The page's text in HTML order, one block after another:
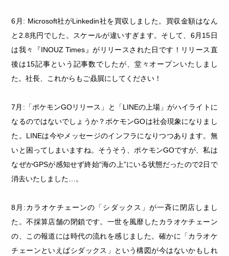
6月: Microsoft社がLinkedin社を買収しました。買収金額はなん
と2.8兆円でした。スケールが違いすぎます。そして、6月15日
は我々『INOUZ Times』がリリースされた日です！リリース直
後は15記事という記事数でしたが、堂々オープンいたしまし
た。社長、これからもご贔屓にしてください！
7月:「ポケモンGOリリース」と「LINEの上場」がハイライトに
なるのではないでしょうか？ポケモンGOは社会現象になりまし
た。LINEは今やメッセージのインフラになりつつあります。無
いと困ってしまいますね。そうそう、ポケモンGOですが、私は
なぜかGPSが感知せず終始“海の上”にいる状態だったので2日で
消去いたしました…。
8月:カラオケチェーンの「シダックス」が一斉に閉店しまし
た。不採算店舗の閉鎖です。一世を風靡したカラオケチェーン
の、この報道には時代の流れを感じました。確かに「カラオケ
チェーンといえばシダックス」という構図が今はないかもしれ